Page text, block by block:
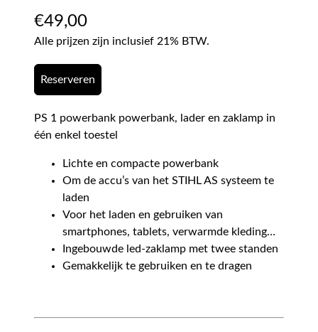
€49,00
Alle prijzen zijn inclusief 21% BTW.
Reserveren
PS 1 powerbank powerbank, lader en zaklamp in
één enkel toestel
Lichte en compacte powerbank
Om de accu’s van het STIHL AS systeem te
laden
Voor het laden en gebruiken van
smartphones, tablets, verwarmde kleding…
Ingebouwde led-zaklamp met twee standen
Gemakkelijk te gebruiken en te dragen